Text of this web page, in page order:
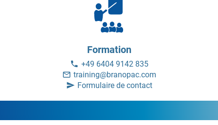
Formation
+49 6404 9142 835
training@branopac.com
Formulaire de contact